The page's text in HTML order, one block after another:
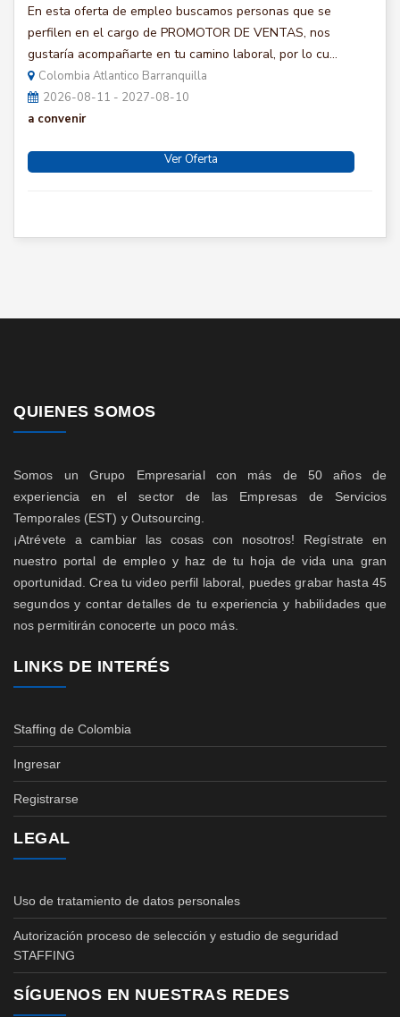
En esta oferta de empleo buscamos personas que se
perfilen en el cargo de PROMOTOR DE VENTAS, nos
gustaría acompañarte en tu camino laboral, por lo cu...
Colombia Atlantico Barranquilla
2026-08-11 - 2027-08-10
a convenir
Ver Oferta
QUIENES SOMOS
Somos un Grupo Empresarial con más de 50 años de
experiencia en el sector de las Empresas de Servicios
Temporales (EST) y Outsourcing.
¡Atrévete a cambiar las cosas con nosotros! Regístrate en
nuestro portal de empleo y haz de tu hoja de vida una gran
oportunidad. Crea tu video perfil laboral, puedes grabar hasta 45
segundos y contar detalles de tu experiencia y habilidades que
nos permitirán conocerte un poco más.
LINKS DE INTERÉS
Staffing de Colombia
Ingresar
Registrarse
LEGAL
Uso de tratamiento de datos personales
Autorización proceso de selección y estudio de seguridad
STAFFING
SÍGUENOS EN NUESTRAS REDES